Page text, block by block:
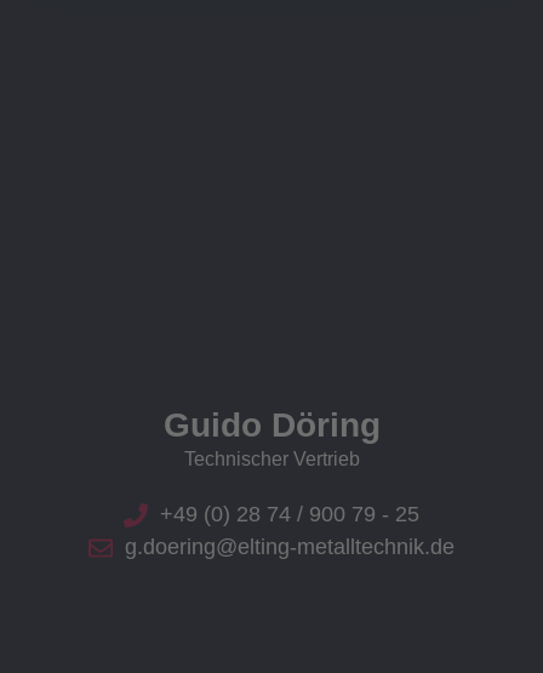
Guido Döring
Technischer Vertrieb
+49 (0) 28 74 / 900 79 - 25
g.doering@elting-metalltechnik.de